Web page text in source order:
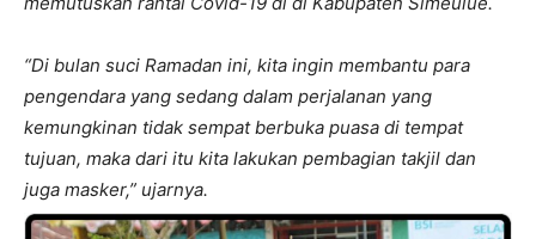
“Di bulan suci Ramadan ini, kita ingin membantu para
pengendara yang sedang dalam perjalanan yang
kemungkinan tidak sempat berbuka puasa di tempat
tujuan, maka dari itu kita lakukan pembagian takjil dan
juga masker,” ujarnya.